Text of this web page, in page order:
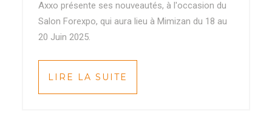
Axxo présente ses nouveautés, à l'occasion du
Salon Forexpo, qui aura lieu à Mimizan du 18 au
20 Juin 2025.
LIRE LA SUITE